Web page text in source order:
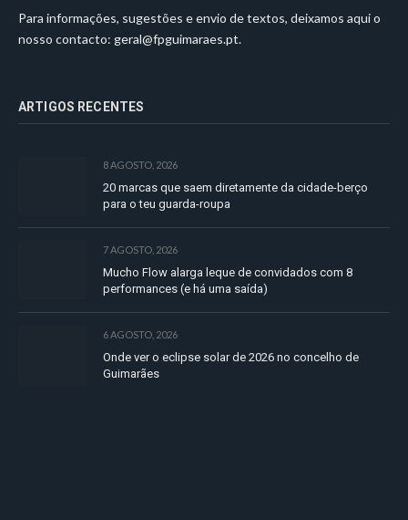
Para informações, sugestões e envio de textos, deixamos aqui o
nosso contacto: geral@fpguimaraes.pt.
ARTIGOS RECENTES
8 AGOSTO, 2026
20 marcas que saem diretamente da cidade-berço
para o teu guarda-roupa
7 AGOSTO, 2026
Mucho Flow alarga leque de convidados com 8
performances (e há uma saída)
6 AGOSTO, 2026
Onde ver o eclipse solar de 2026 no concelho de
Guimarães